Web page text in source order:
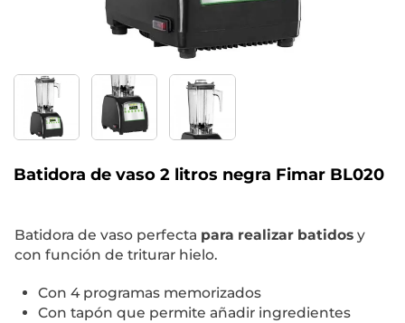
Batidora de vaso 2 litros negra Fimar BL020
Batidora de vaso perfecta para realizar batidos y
con función de triturar hielo.
Con 4 programas memorizados
Con tapón que permite añadir ingredientes